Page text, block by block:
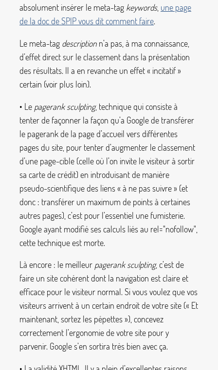
absolument insérer le meta-tag keywords, une page
de la doc de SPIP vous dit comment faire.
Le meta-tag description n’a pas, à ma connaissance,
d’effet direct sur le classement dans la présentation
des résultats. Il a en revanche un effet « incitatif»
certain (voir plus loin).
• Le pagerank sculpting, technique qui consiste à
tenter de façonner la façon qu’a Google de transférer
le pagerank de la page d’accueil vers différentes
pages du site, pour tenter d’augmenter le classement
d’une page-cible (celle où l’on invite le visiteur à sortir
sa carte de crédit) en introduisant de manière
pseudo-scientifique des liens « à ne pas suivre» (et
donc : transférer un maximum de points à certaines
autres pages), c’est pour l’essentiel une fumisterie.
Google ayant modifié ses calculs liés au rel="nofollow"
cette technique est morte.
Là encore : le meilleur pagerank sculpting, c’est de
faire un site cohérent dont la navigation est claire et
efficace pour le visiteur normal. Si vous voulez que vos
visiteurs arrivent à un certain endroit de votre site (« Et
maintenant, sortez les pépettes»), concevez
correctement l’ergonomie de votre site pour y
parvenir. Google s’en sortira très bien avec ça.